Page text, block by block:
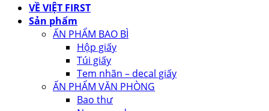
VỀ VIỆT FIRST
Sản phẩm
ẤN PHẨM BAO BÌ
Hộp giấy
Túi giấy
Tem nhãn – decal giấy
ẤN PHẨM VĂN PHÒNG
Bao thư